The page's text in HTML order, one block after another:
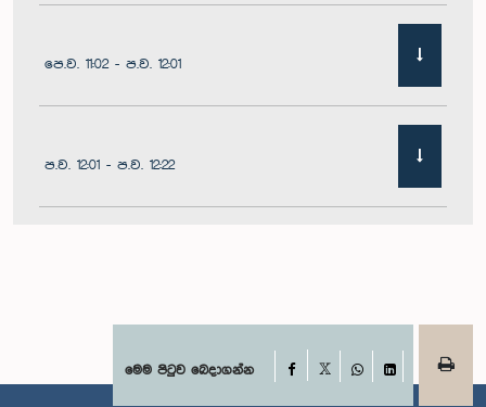
පෙ.ව. 11:02 - ප.ව. 12:01
ප.ව. 12:01 - ප.ව. 12:22
ප.ව. 1:00 - ප.ව. 1:11මෙම පිටුව බෙදාගන්න Facebook
WhatsApp
LinkedIn